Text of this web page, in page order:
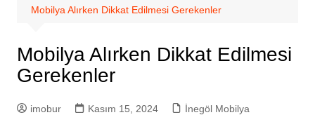
Mobilya Alırken Dikkat Edilmesi Gerekenler
Mobilya Alırken Dikkat Edilmesi
Gerekenler
imobur Kasım 15, 2024 İnegöl Mobilya